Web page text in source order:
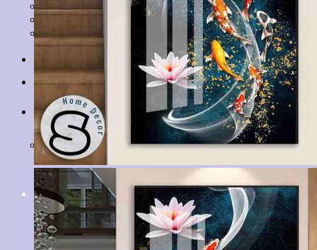
Tranh Lá Cây
Tranh Cá Chép
Tranh Đồng Quê
Tranh Thuỷ Mặc
Tranh Con Hổ
Liên hệ
Giỏ hàng
Chưa có sản phẩm trong giỏ hàng.
Tìm
kiếm: